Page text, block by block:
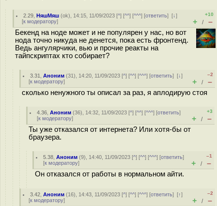
2.29 ,НяшМяш (ok), 14:15, 11/09/2023 [^] [^^] [^^^] [ответить][↓]
[к модератору]
+10
+ / –
Бекенд на ноде может и не популярен у нас, но вот
нода точно никуда не денется, пока есть фронтенд.
Ведь ангулярчики, вью и прочие реакты на
тайпскриптах кто собирает?
3.31 ,Аноним (31), 14:20, 11/09/2023 [^] [^^] [^^^] [ответить][↓]
[к модератору]
–2
+ / –
сколько ненужного ты описал за раз, я аплодирую стоя
4.36 ,Аноним (36), 14:32, 11/09/2023 [^] [^^] [^^^] [ответить]
[к модератору]
+3
+ / –
Ты уже отказался от интернета? Или хотя-бы от
браузера.
5.38 ,Аноним (9), 14:40, 11/09/2023 [^] [^^] [^^^] [ответить]
[к модератору]
–1
+ / –
Он отказался от работы в нормальном айти.
3.42 ,Аноним (16), 14:43, 11/09/2023 [^] [^^] [^^^] [ответить][↑]
[к модератору]
–2
+ / –